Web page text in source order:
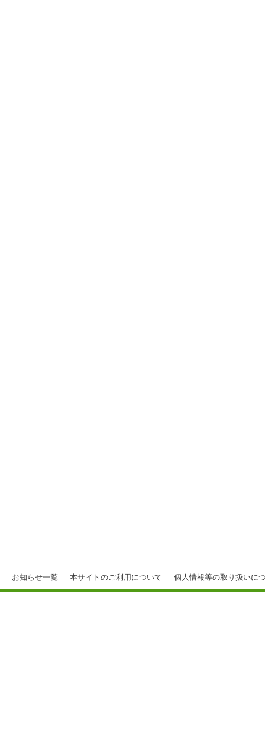
お知らせ一覧 本サイトのご利用について 個人情報等の取り扱いに